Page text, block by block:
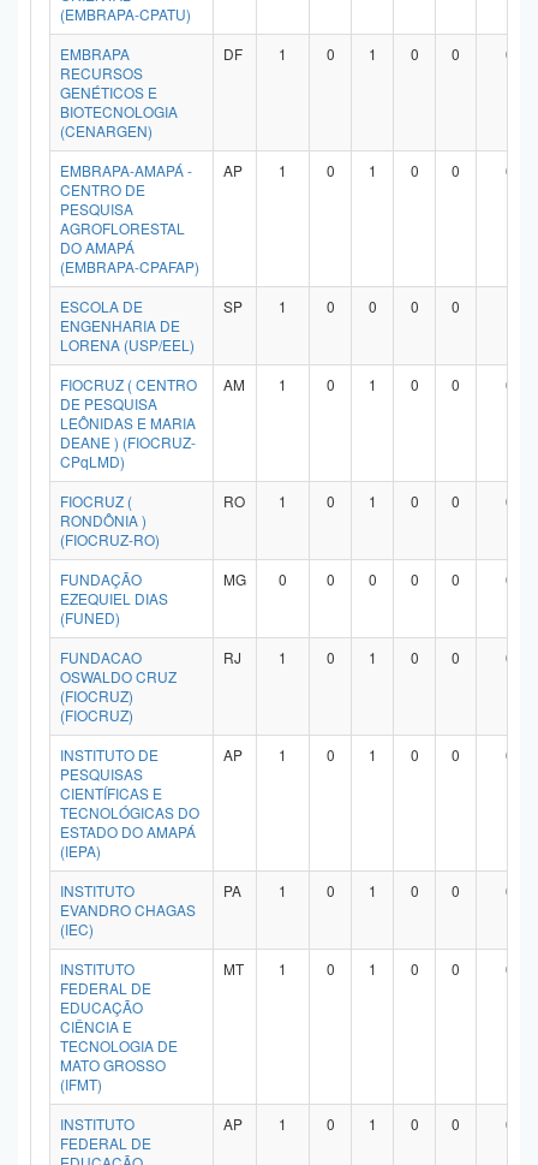
(EMBRAPA-CPATU)
EMBRAPA
RECURSOS
GENÉTICOS E
BIOTECNOLOGIA
(CENARGEN)
DF 1 0 1 0 0 0
EMBRAPA-AMAPÁ -
CENTRO DE
PESQUISA
AGROFLORESTAL
DO AMAPÁ
(EMBRAPA-CPAFAP)
AP 1 0 1 0 0 0
ESCOLA DE
ENGENHARIA DE
LORENA (USP/EEL)
SP 1 0 0 0 0
FIOCRUZ ( CENTRO
DE PESQUISA
LEÔNIDAS E MARIA
DEANE ) (FIOCRUZ-
CPqLMD)
AM 1 0 1 0 0 0
FIOCRUZ (
RONDÔNIA )
(FIOCRUZ-RO)
RO 1 0 1 0 0 0
FUNDAÇÃO
EZEQUIEL DIAS
(FUNED)
MG 0 0 0 0 0 0
FUNDACAO
OSWALDO CRUZ
(FIOCRUZ)
(FIOCRUZ)
RJ 1 0 1 0 0 0
INSTITUTO DE
PESQUISAS
CIENTÍFICAS E
TECNOLÓGICAS DO
ESTADO DO AMAPÁ
(IEPA)
AP 1 0 1 0 0 0
INSTITUTO
EVANDRO CHAGAS
(IEC)
PA 1 0 1 0 0 0
INSTITUTO
FEDERAL DE
EDUCAÇÃO
CIÊNCIA E
TECNOLOGIA DE
MATO GROSSO
(IFMT)
MT 1 0 1 0 0 0
INSTITUTO
FEDERAL DE
AP 1 0 1 0 0 0